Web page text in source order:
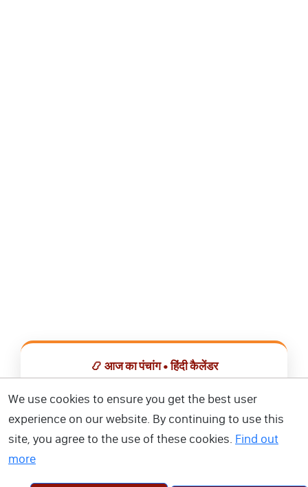
📿 आज का पंचांग • हिंदी कैलेंडर
📅 हिंदी कैलेंडर ऐप डाउनलोड करें
We use cookies to ensure you get the best user
experience on our website. By continuing to use this
site, you agree to the use of these cookies. Find out
more